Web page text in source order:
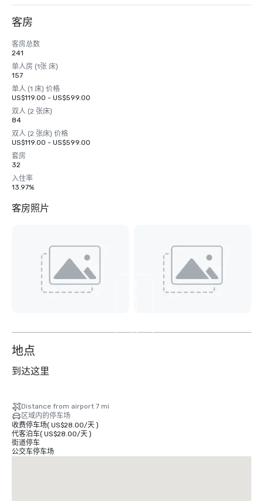
客房
客房总数
241
单人房 (1张 床)
157
单人 (1 床) 价格
US$119.00 - US$599.00
双人 (2 张床)
84
双人 (2 张床) 价格
US$119.00 - US$599.00
套房
32
入住率
13.97%
客房照片
14
地点
到达这里
Distance from airport 7 mi
区域内的停车场
收费停车场( US$28.00/天)
代客泊车( US$28.00/天)
街道停车
公交车停车场